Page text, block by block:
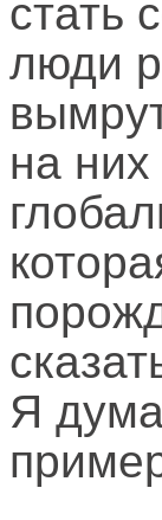
стать
люди
на
Я